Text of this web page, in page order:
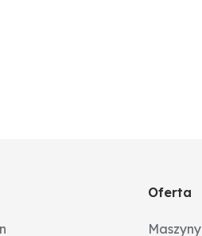
Oferta
Maszyny